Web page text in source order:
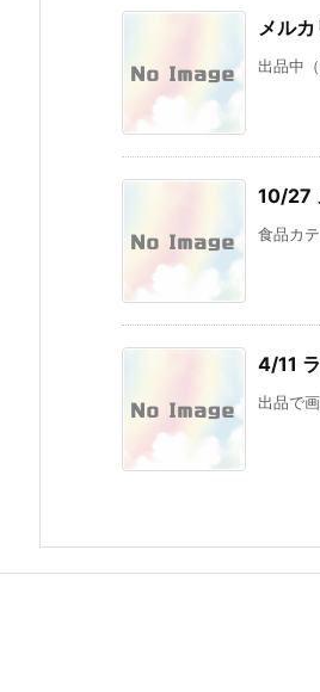
メル
出品中
10/27
食品カ
4/11
出品で